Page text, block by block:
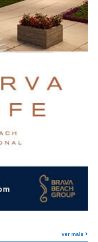
ver mais